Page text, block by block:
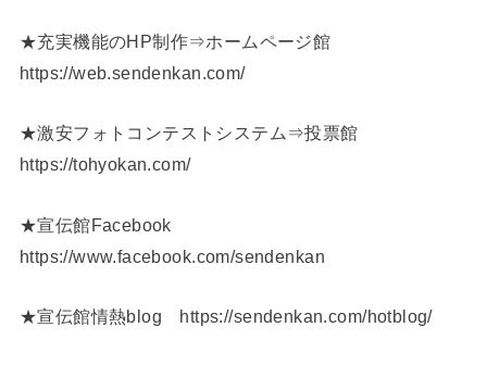
★充実機能のHP制作⇒ホームページ館
https://web.sendenkan.com/
★激安フォトコンテストシステム⇒投票館
https://tohyokan.com/
★宣伝館Facebook
https://www.facebook.com/sendenkan
★宣伝館情熱blog https://sendenkan.com/hotblog/